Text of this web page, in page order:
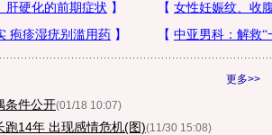
更多>>
条件公开(01/18 10:07)
跑14年 出现感情危机(图)(11/30 15:08)